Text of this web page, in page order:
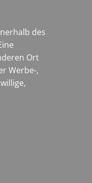
des
Ort
Werbe-,